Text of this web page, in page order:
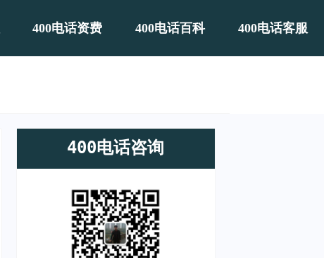
400电话资费 400电话百科 400电话客服
400电话咨询